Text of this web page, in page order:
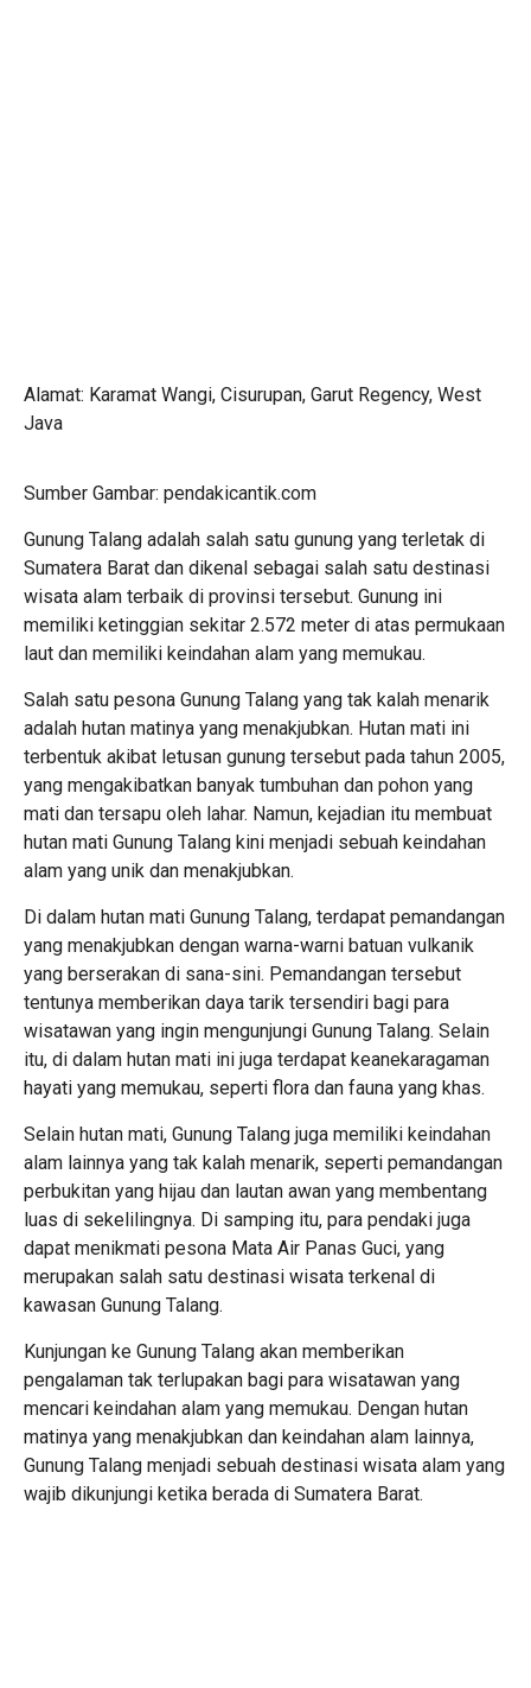
Alamat: Karamat Wangi, Cisurupan, Garut Regency, West
Java
Sumber Gambar: pendakicantik.com
Gunung Talang adalah salah satu gunung yang terletak di
Sumatera Barat dan dikenal sebagai salah satu destinasi
wisata alam terbaik di provinsi tersebut. Gunung ini
memiliki ketinggian sekitar 2.572 meter di atas permukaan
laut dan memiliki keindahan alam yang memukau.
Salah satu pesona Gunung Talang yang tak kalah menarik
adalah hutan matinya yang menakjubkan. Hutan mati ini
terbentuk akibat letusan gunung tersebut pada tahun 2005,
yang mengakibatkan banyak tumbuhan dan pohon yang
mati dan tersapu oleh lahar. Namun, kejadian itu membuat
hutan mati Gunung Talang kini menjadi sebuah keindahan
alam yang unik dan menakjubkan.
Di dalam hutan mati Gunung Talang, terdapat pemandangan
yang menakjubkan dengan warna-warni batuan vulkanik
yang berserakan di sana-sini. Pemandangan tersebut
tentunya memberikan daya tarik tersendiri bagi para
wisatawan yang ingin mengunjungi Gunung Talang. Selain
itu, di dalam hutan mati ini juga terdapat keanekaragaman
hayati yang memukau, seperti flora dan fauna yang khas.
Selain hutan mati, Gunung Talang juga memiliki keindahan
alam lainnya yang tak kalah menarik, seperti pemandangan
perbukitan yang hijau dan lautan awan yang membentang
luas di sekelilingnya. Di samping itu, para pendaki juga
dapat menikmati pesona Mata Air Panas Guci, yang
merupakan salah satu destinasi wisata terkenal di
kawasan Gunung Talang.
Kunjungan ke Gunung Talang akan memberikan
pengalaman tak terlupakan bagi para wisatawan yang
mencari keindahan alam yang memukau. Dengan hutan
matinya yang menakjubkan dan keindahan alam lainnya,
Gunung Talang menjadi sebuah destinasi wisata alam yang
wajib dikunjungi ketika berada di Sumatera Barat.